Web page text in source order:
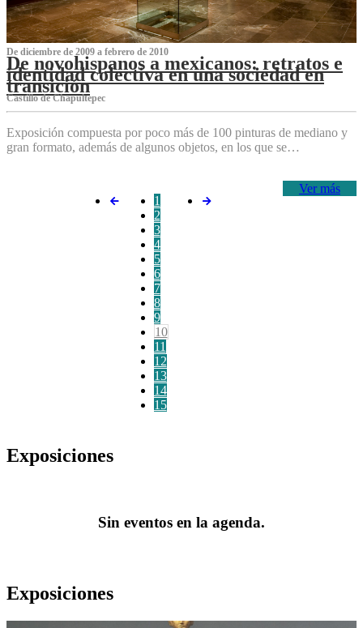
De diciembre de 2009 a febrero de 2010
De novohispanos a mexicanos: retratos e
identidad colectiva en una sociedad en
transición
Castillo de Chapultepec
Exposición compuesta por poco más de 100 pinturas de mediano y
gran formato, además de algunos objetos, en los que se…
Ver más
1
2
3
4
5
6
7
8
9
10
11
12
13
14
15
Exposiciones
Sin eventos en la agenda.
Exposiciones